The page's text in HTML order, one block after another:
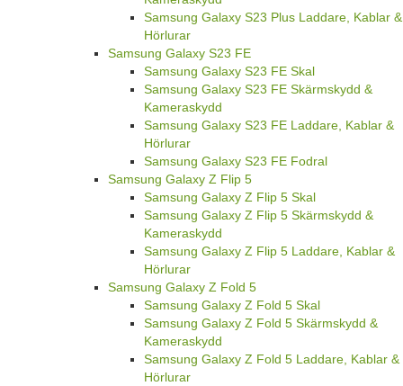
Samsung Galaxy S23 Plus Laddare, Kablar &
Hörlurar
Samsung Galaxy S23 FE
Samsung Galaxy S23 FE Skal
Samsung Galaxy S23 FE Skärmskydd &
Kameraskydd
Samsung Galaxy S23 FE Laddare, Kablar &
Hörlurar
Samsung Galaxy S23 FE Fodral
Samsung Galaxy Z Flip 5
Samsung Galaxy Z Flip 5 Skal
Samsung Galaxy Z Flip 5 Skärmskydd &
Kameraskydd
Samsung Galaxy Z Flip 5 Laddare, Kablar &
Hörlurar
Samsung Galaxy Z Fold 5
Samsung Galaxy Z Fold 5 Skal
Samsung Galaxy Z Fold 5 Skärmskydd &
Kameraskydd
Samsung Galaxy Z Fold 5 Laddare, Kablar &
Hörlurar